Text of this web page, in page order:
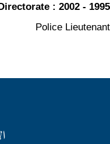
1995 - 2002 : Paris Police Judicial Directorate
Police Lieutenant